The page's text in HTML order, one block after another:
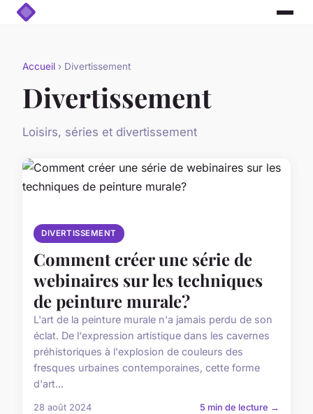
Accueil › Divertissement
Divertissement
Loisirs, séries et divertissement
DIVERTISSEMENT
Comment créer une série de
webinaires sur les techniques
de peinture murale?
L'art de la peinture murale n'a jamais perdu de son
éclat. De l'expression artistique dans les cavernes
préhistoriques à l'explosion de couleurs des
fresques urbaines contemporaines, cette forme
d'art...
28 août 2024 5 min de lecture →